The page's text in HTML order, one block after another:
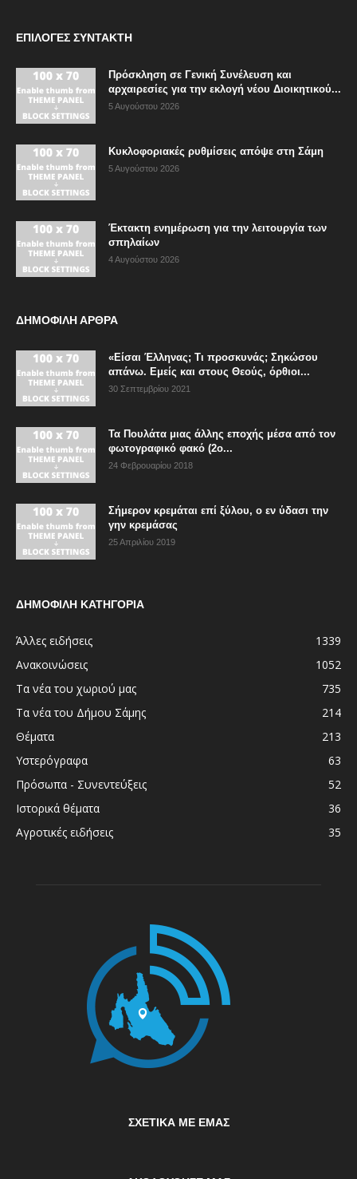
ΕΠΙΛΟΓΈΣ ΣΥΝΤΆΚΤΗ
Πρόσκληση σε Γενική Συνέλευση και
αρχαιρεσίες για την εκλογή νέου Διοικητικού...
5 Αυγούστου 2026
Κυκλοφοριακές ρυθμίσεις απόψε στη Σάμη
5 Αυγούστου 2026
Έκτακτη ενημέρωση για την λειτουργία των
σπηλαίων
4 Αυγούστου 2026
ΔΗΜΟΦΙΛΗ ΑΡΘΡΑ
«Είσαι Έλληνας; Τι προσκυνάς; Σηκώσου
απάνω. Εμείς και στους Θεούς, όρθιοι...
30 Σεπτεμβρίου 2021
Τα Πουλάτα μιας άλλης εποχής μέσα από τον
φωτογραφικό φακό (2ο...
24 Φεβρουαρίου 2018
Σήμερον κρεμάται επί ξύλου, ο εν ύδασι την
γην κρεμάσας
25 Απριλίου 2019
ΔΗΜΟΦΙΛΗ ΚΑΤΗΓΟΡΙΑ
Άλλες ειδήσεις
1339
Ανακοινώσεις
1052
Τα νέα του χωριού μας
735
Τα νέα του Δήμου Σάμης
214
Θέματα
213
Υστερόγραφα
63
Πρόσωπα - Συνεντεύξεις
52
Ιστορικά θέματα
36
Αγροτικές ειδήσεις
35
ΣΧΕΤΙΚΆ ΜΕ ΕΜΆΣ